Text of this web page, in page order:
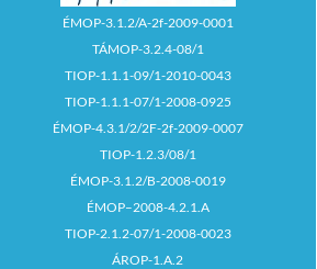
ÉMOP-3.1.2/A-2f-2009-0001
TÁMOP-3.2.4-08/1
TIOP-1.1.1-09/1-2010-0043
TIOP-1.1.1-07/1-2008-0925
ÉMOP-4.3.1/2/2F-2f-2009-0007
TIOP-1.2.3/08/1
ÉMOP-3.1.2/B-2008-0019
ÉMOP–2008-4.2.1.A
TIOP-2.1.2-07/1-2008-0023
ÁROP-1.A.2